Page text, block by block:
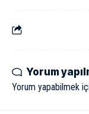
Yorum
Yorum yapabilmek